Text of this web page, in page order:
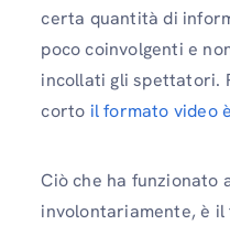
certa quantità di
poco coinvolgenti e
incollati gli spettatori.
corto il formato video
Ciò che ha funzionato
involontariamente, è